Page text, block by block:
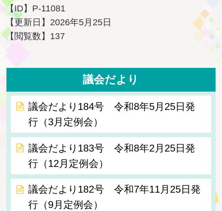
【ID】 P-11081
【更新日】 2026年5月25日
【閲覧数】 137
議会だより
議会だより184号 令和8年5月25日発
行（3月定例会）
議会だより183号 令和8年2月25日発
行（12月定例会）
議会だより182号 令和7年11月25日発
行（9月定例会）